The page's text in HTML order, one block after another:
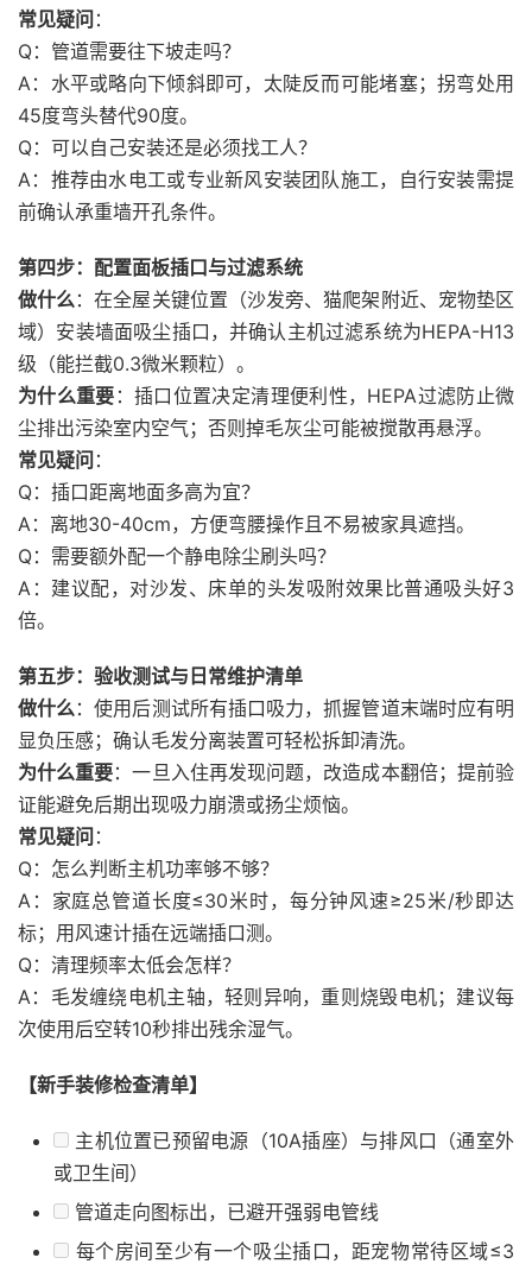
常见疑问 ：
Q：管道需要往下坡走吗？
A：水平或略向下倾斜即可，太陡反而可能堵塞；拐弯处用
45度弯头替代90度。
Q：可以自己安装还是必须找工人？
A：推荐由水电工或专业新风安装团队施工，自行安装需提
前确认承重墙开孔条件。
第四步：配置面板插口与过滤系统
做什么：在全屋关键位置（沙发旁、猫爬架附近、宠物垫区
域）安装墙面吸尘插口，并确认主机过滤系统为HEPA-H13
级（能拦截0.3微米颗粒）。
为什么重要 ：插口位置决定清理便利性，HEPA过滤防止微
尘排出污染室内空气；否则掉毛灰尘可能被搅散再悬浮。
常见疑问 ：
Q：插口距离地面多高为宜？
A：离地30-40cm，方便弯腰操作且不易被家具遮挡。
Q：需要额外配一个静电除尘刷头吗？
A：建议配，对沙发、床单的头发吸附效果比普通吸头好3
倍。
第五步：验收测试与日常维护清单
做什么：使用后测试所有插口吸力，抓握管道末端时应有明
显负压感；确认毛发分离装置可轻松拆卸清洗。
为什么重要：一旦入住再发现问题，改造成本翻倍；提前验
证能避免后期出现吸力崩溃或扬尘烦恼。
常见疑问 ：
Q：怎么判断主机功率够不够？
A：家庭总管道长度≤30米时，每分钟风速≥25米/秒即达
标；用风速计插在远端插口测。
Q：清理频率太低会怎样？
A：毛发缠绕电机主轴，轻则异响，重则烧毁电机；建议每
次使用后空转10秒排出残余湿气。
【新手装修检查清单】
主机位置已预留电源（10A插座）与排风口（通室外
或卫生间）
管道走向图标出，已避开强弱电管线
每个房间至少有一个吸尘插口，距宠物常待区域≤3